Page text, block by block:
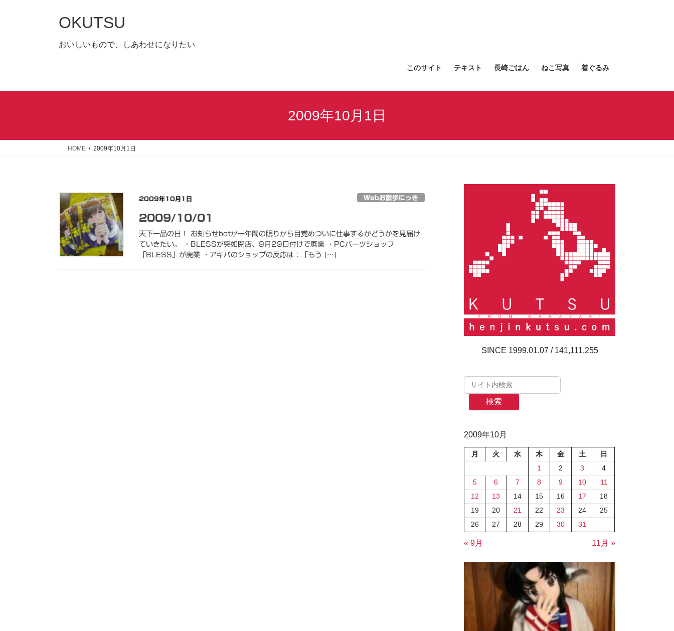
キ
に
OKUTSU
おいしいもので、しあわせになりたい
このサイト テキスト 長崎ごはん ねこ写真 着ぐるみ
2009年10月1日
HOME 2009年10月1日
2009年10月1日 Webお散歩にっき
2009/10/01
天下一品の日！ お知らせbotが一年間の眠りから目覚めついに仕事するかどうかを見届け
ていきたい。 ・BLESSが突如閉店、9月29日付けで廃業 ・PCパーツショップ
「BLESS」が廃業 ・アキバのショップの反応は：「もう […]
141,111,255
検索
2009年10月
月 火 水 木 金 土
日
1
2 3
4
5
6 7 8 9 10
11
12
13 14 15 16 17
18
19
20 21 22 23 24
25
26
27 28 29 30 31
« 9月 11月 »